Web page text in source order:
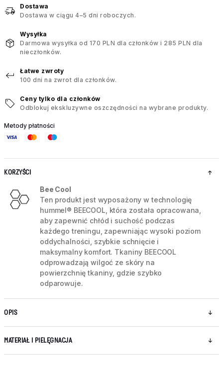
Dostawa
Dostawa w ciągu 4–5 dni roboczych.
Wysyłka
Darmowa wysyłka od 170 PLN dla członków i 285 PLN dla
nieczłonków.
Łatwe zwroty
100 dni na zwrot dla członków.
Ceny tylko dla członków
Odblokuj ekskluzywne oszczędności na wybrane produkty.
Metody płatności
KORZYŚCI
Bee Cool
Ten produkt jest wyposażony w technologię
hummel® BEECOOL, która została opracowana,
aby zapewnić chłód i suchość podczas
każdego treningu, zapewniając wysoki poziom
oddychalności, szybkie schnięcie i
maksymalny komfort. Tkaniny BEECOOL
odprowadzają wilgoć ze skóry na
powierzchnię tkaniny, gdzie szybko
odparowuje.
OPIS
MATERIAŁ I PIELĘGNACJA